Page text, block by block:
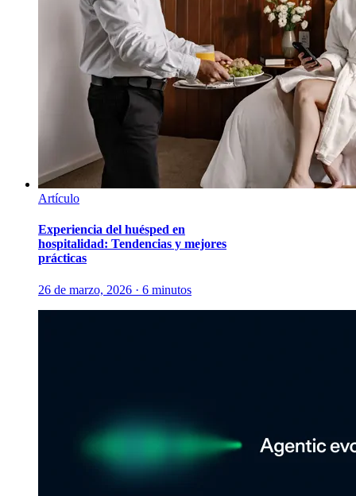
Artículo
Experiencia del huésped en
hospitalidad: Tendencias y mejores
prácticas
26 de marzo, 2026 · 6 minutos